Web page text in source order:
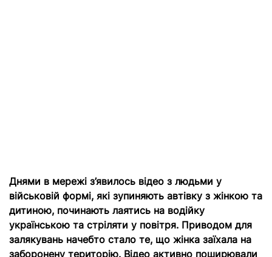
Днями в мережі з’явилось відео з людьми у
військовій формі, які зупиняють автівку з жінкою та
дитиною, починають лаятись на водійку
українською та стріляти у повітря. Приводом для
залякувань начебто стало те, що жінка заїхала на
заборонену територію. Відео активно поширювали